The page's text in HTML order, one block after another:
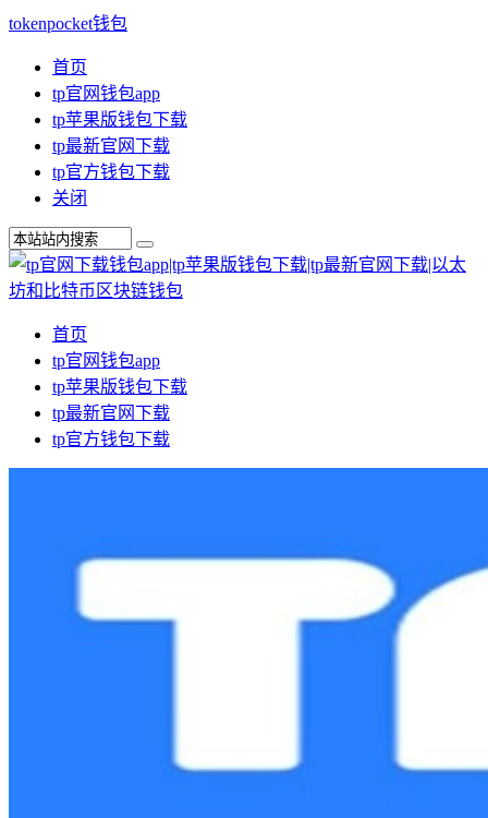
tokenpocket钱包
首页
tp官网钱包app
tp苹果版钱包下载
tp最新官网下载
tp官方钱包下载
关闭
首页
tp官网钱包app
tp苹果版钱包下载
tp最新官网下载
tp官方钱包下载